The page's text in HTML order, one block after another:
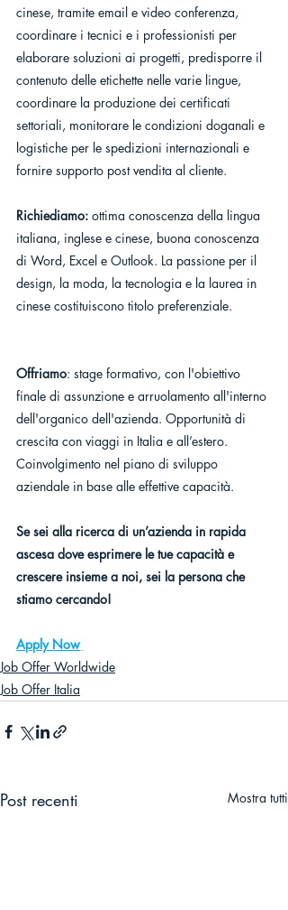
cinese, tramite email e video conferenza,
coordinare i tecnici e i professionisti per
elaborare soluzioni ai progetti, predisporre il
contenuto delle etichette nelle varie lingue,
coordinare la produzione dei certificati
settoriali, monitorare le condizioni doganali e
logistiche per le spedizioni internazionali e
fornire supporto post vendita al cliente.
Richiediamo: ottima conoscenza della lingua
italiana, inglese e cinese, buona conoscenza
di Word, Excel e Outlook. La passione per il
design, la moda, la tecnologia e la laurea in
cinese costituiscono titolo preferenziale.
Offriamo: stage formativo, con l'obiettivo
finale di assunzione e arruolamento all'interno
dell'organico dell'azienda. Opportunità di
crescita con viaggi in Italia e all’estero.
Coinvolgimento nel piano di sviluppo
aziendale in base alle effettive capacità.
Se sei alla ricerca di un’azienda in rapida
ascesa dove esprimere le tue capacità e
crescere insieme a noi, sei la persona che
stiamo cercando!
Apply Now
Job Offer Worldwide
Job Offer Italia
Post recenti Mostra tutti